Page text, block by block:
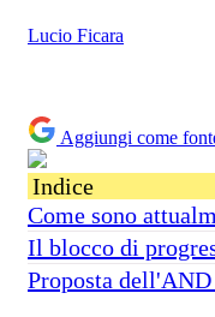
Lucio Ficara
Aggiungi come
Indice
Come sono
Il blocco di
Proposta